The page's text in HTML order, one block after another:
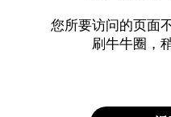
您所要访问的页面
刷牛牛圈，